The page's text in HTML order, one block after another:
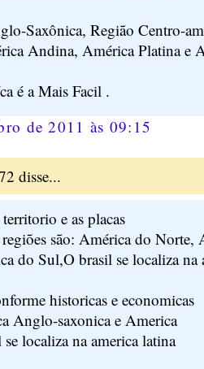
Saxônica, Região Centro-
Andina, América Platina e
é a Mais Facil .
de 2011 às 09:15
disse...
e as placas
são: América do Norte,
do Sul,O brasil se localiza na
historicas e economicas
Anglo-saxonica e America
localiza na america latina